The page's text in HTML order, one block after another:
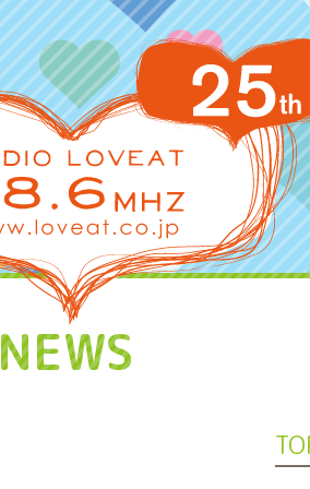
NEWS